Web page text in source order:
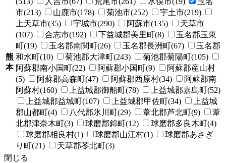
熊
本
市(213)
山鹿市(178) 菊池市(252)
宇土市(219)
上天草市(35)
宇城市(290) 阿蘇市(135)
天草市
(107)
合志市(192) 下益城郡美里町(8)
玉名郡玉東
町(19)
玉名郡南関町(26) 玉名郡長洲町(67)
玉名郡
和水町(10)
菊池郡大津町(243)
菊池郡菊陽町(105)
阿蘇郡南小国町(22)
阿蘇郡小国町(9)
阿蘇郡産山村
(5)
阿蘇郡高森町(47) 阿蘇郡西原村(34)
阿蘇郡南
阿蘇村(160)
上益城郡御船町(78)
上益城郡嘉島町(52)
上益城郡益城町(107)
上益城郡甲佐町(34)
上益城
郡山都町(4)
八代郡氷川町(29) 葦北郡芦北町(9)
葦
北郡津奈木町(3)
球磨郡錦町(12)
球磨郡多良木町(4)
球磨郡相良村(1)
球磨郡山江村(1)
球磨郡あさぎ
り町(21)
天草郡苓北町(3)
閉じる